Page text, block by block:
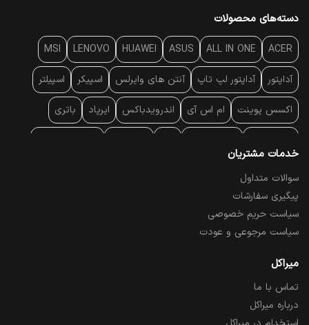
دسته‌های محصولات
ACER
ALL IN ONE
ASUS
HUAWEI
LENOVO
MSI
آداپتور آداپتور لپ تاپ آنتن‌ های وایرلس اسپیکر اسپیلتر
اکسس پوینت ام اس آی اندرویدباکس ایرپاد باتری
پایه سقفی
پرده نمایش
تبلت و موبایل تجهیزات پسیو شبکه
تلویزیون
درایو نوری
خدمات مشتریان
سوالات متداول
پیگیری سفارشات
سیاست حریم خصوصی
سیاست مرجوعی و عودت
میراکل
تماس با ما
درباره میراکل